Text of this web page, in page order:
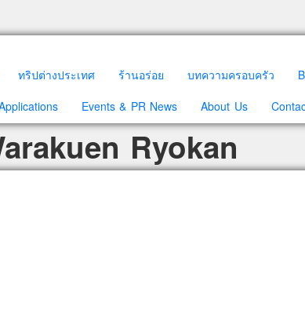
ทริปต่างประเทศ ร้านอร่อย บทความครอบครัว
Events & PR News About Us
Ryokan